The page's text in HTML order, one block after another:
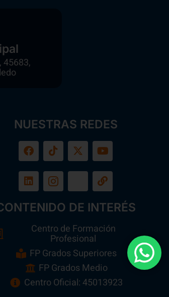
45683,
NUESTRAS REDES
DE INTERÉS
Centro de Formación
Profesional
FP Grados Superiores
FP Grados Medio
Centro Oficial: 45013923